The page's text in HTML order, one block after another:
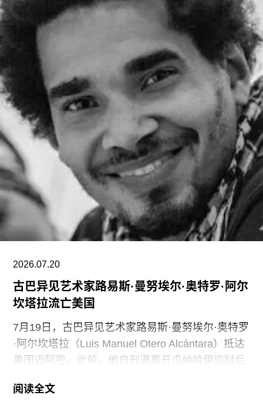
中的重要障碍，因为摩根在迪亚艺术基金会的收入
明显高于巴尔肖。泰特美术馆主席罗兰·拉德
（Roland Rudd）向《卫报》透露，摩根在接受这
一职位时接受了“大幅降薪”。
摩根加入泰特美术馆之际，正值该机构处于动荡时
期。泰特美术馆目前正面临财务困境，最近的一份
报告显示其运营处于亏损状态。泰特美术馆曾试图
通过裁员来解决资金问题，导致员工士气急剧下降
并引发了罢工。此外，尽管翠西·艾敏和弗里达·卡
罗的展览广受好评，但去年泰特不列颠美术馆和泰
特现代美术馆的参观人数仍远低于疫情前的水平。
摩根于2015年加入迪亚艺术基金会担任总监。任职
期间，她丰富了基金会的藏品结构，并增加了女性
艺术家的代表比例。此前在泰特工作期间，她策划
了广受好评的2015年回顾展“世界走向波普”（The
2026.07.20
古巴异见艺术家路易斯·曼努埃尔·奥特罗·阿尔
坎塔拉流亡美国
7月19日，古巴异见艺术家路易斯·曼努埃尔·奥特罗
·阿尔坎塔拉（Luis Manuel Otero Alcántara）抵达
美国迈阿密。此前，他自刑满离开瓜纳哈伊监狱后
拉抵达时手中紧握着一尊从古巴带来的残破圣母玛
阅读全文